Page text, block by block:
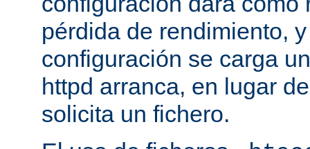
pérdida de rendimiento,
configuración se carga
httpd arranca, en lugar
solicita un fichero.